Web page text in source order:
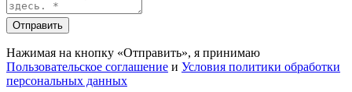
Отправить
Нажимая на кнопку «Отправить», я принимаю
Пользовательское соглашение и Условия политики обработки
персональных данных